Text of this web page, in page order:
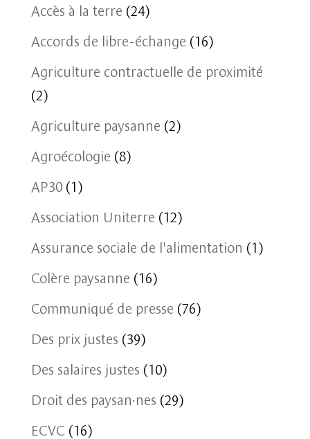
Accès à la terre (24)
Accords de libre-échange (16)
Agriculture contractuelle de proximité
(2)
Agriculture paysanne (2)
Agroécologie (8)
AP30(1)
Association Uniterre (12)
Assurance sociale de l'alimentation (1)
Colère paysanne (16)
Communiqué de presse (76)
Des prix justes (39)
Des salaires justes (10)
Droit des paysan·nes (29)
ECVC (16)